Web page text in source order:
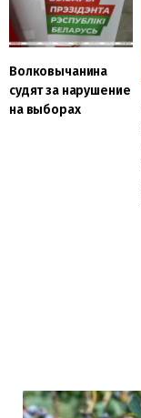
Волковычанина
судят за нарушение
на выборах